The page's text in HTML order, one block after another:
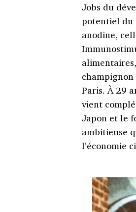
Jobs du
potentiel du
anodine,
Paris. À 29
vient
Japon et le
ambitieuse
l’économie